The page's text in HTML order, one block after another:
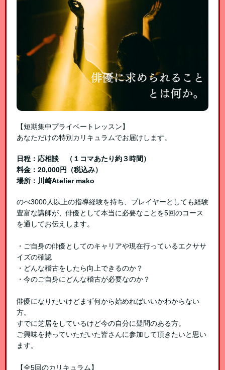
【短期集中プライベートレッスン】
あなただけの特別カリキュラムでお届けします。
日程：応相談 （１コマあたり約３時間）
料金：20,000円（税込み）
場所：川崎Atelier mako
のべ3000人以上の指導経験を持ち、プレイヤーとしても経験
豊富な講師が、俳優として本当に必要なことを5回のコース
を通してお伝えします。
・ご自身の俳優としてのキャリアや現在行っているエクササ
イズの確認
・どんな稽古をしたら向上できるのか？
・今のご自身にどんな稽古が必要なのか？
俳優になりたいけどまず何から始めればいいかわからない
方。
すでに芝居をしているけど今の自分に疑問のある方。
ご興味を持っていただいた皆さんに参加して頂きたいと思い
ます。
【全5回のカリキュラム】